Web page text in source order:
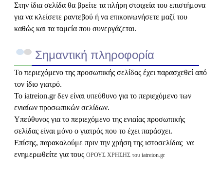
Στην ίδια σελίδα θα βρείτε τα πλήρη στοιχεία του επιστήμονα
για να κλείσετε ραντεβού ή να επικοινωνήσετε μαζί του
καθώς και τα ταμεία που συνεργάζεται.
Σημαντική πληροφορία
Το περιεχόμενο της προσωπικής σελίδας έχει παρασχεθεί από
τον ίδιο γιατρό.
Το iatreion.gr δεν είναι υπεύθυνο για το περιεχόμενο των
ενιαίων προσωπικών σελίδων.
Υπεύθυνος για το περιεχόμενο της ενιαίας προσωπικής
σελίδας είναι μόνο ο γιατρός που το έχει παράσχει.
Επίσης, παρακαλούμε πριν την χρήση της ιστοσελίδας να
ενημερωθείτε για τους ΟΡΟΥΣ ΧΡΗΣΗΣ του iatreion.gr